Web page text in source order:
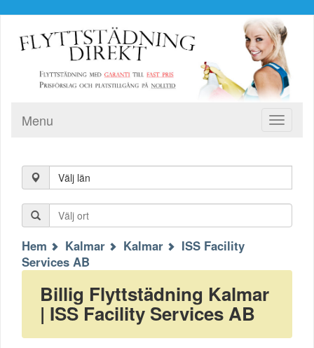
Toggle
Menu
Välj län
Hem Kalmar Kalmar
ISS Facility
Services AB
Billig Flyttstädning Kalmar
| ISS Facility Services AB